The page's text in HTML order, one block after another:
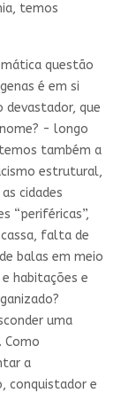
temos
questão
é em si
que
- longo
também a
estrutural,
cidades
“periféricas”,
falta de
balas em meio
habitações e
uma
Como
a
conquistador e